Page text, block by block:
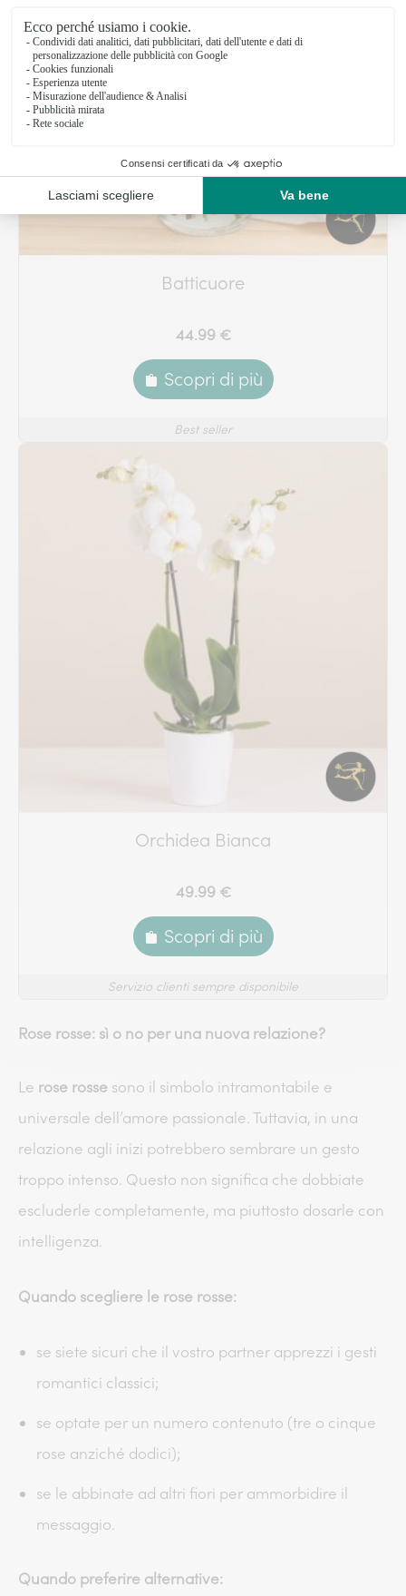
Batticuore
44.99 €
Scopri di più
Best seller
Orchidea Bianca
49.99 €
Scopri di più
Servizio clienti sempre disponibile
Rose rosse: sì o no per una nuova relazione?
Le rose rosse sono il simbolo intramontabile e
universale dell’amore passionale. Tuttavia, in una
relazione agli inizi potrebbero sembrare un gesto
troppo intenso. Questo non significa che dobbiate
escluderle completamente, ma piuttosto dosarle con
intelligenza.
Quando scegliere le rose rosse:
se siete sicuri che il vostro partner apprezzi i gesti
romantici classici;
se optate per un numero contenuto (tre o cinque
rose anziché dodici);
se le abbinate ad altri fiori per ammorbidire il
messaggio.
Quando preferire alternative: